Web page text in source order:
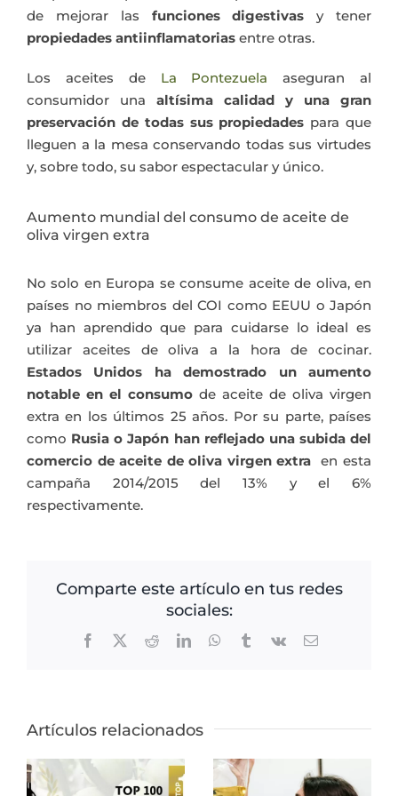
de mejorar las funciones digestivas y tener
propiedades antiinflamatorias entre otras.
Los aceites de La Pontezuela aseguran al
consumidor una altísima calidad y una gran
preservación de todas sus propiedades para que
lleguen a la mesa conservando todas sus virtudes
y, sobre todo, su sabor espectacular y único.
Aumento mundial del consumo de aceite de
oliva virgen extra
No solo en Europa se consume aceite de oliva, en
países no miembros del COI como EEUU o Japón
ya han aprendido que para cuidarse lo ideal es
utilizar aceites de oliva a la hora de cocinar.
Estados Unidos ha demostrado un aumento
notable en el consumo de aceite de oliva virgen
extra en los últimos 25 años. Por su parte, países
como Rusia o Japón han reflejado una subida del
comercio deaceite de oliva virgen extra en esta
campaña 2014/2015 del 13% y el 6%
respectivamente.
Comparte este artículo en tus redes
sociales:
Facebook
X RedditLinkedInWhatsApp
TumblrVk
Correo
Artículos relacionados